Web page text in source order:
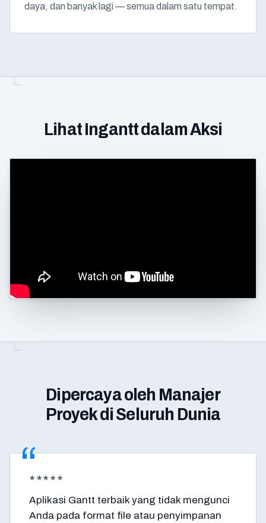
daya, dan banyak lagi — semua dalam satu tempat.
Lihat Ingantt dalam Aksi
Dipercaya oleh Manajer
Proyek di Seluruh Dunia
★★★★★
Aplikasi Gantt terbaik yang tidak mengunci
Anda pada format file atau penyimpanan